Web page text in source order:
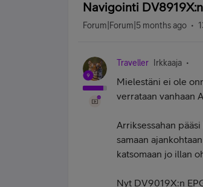
Navigointi
Forum|Forum|5 months ago
Traveller Irkkaaja
Mielestäni ei ole
verrataan vanhaan
Arriksessahan
samaan
katsomaan jo illan
Nyt DV9019X:n